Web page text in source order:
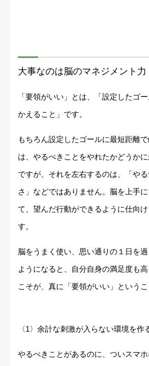
大事なのは脳のマネジメント力
「要領がいい」とは、「設定したゴ
かえること」です。
もちろん設定したゴールに最短距離
は、やるべきことをやれたかどうか
ですが、それを左右するのは、「や
さ」などではありません。脳を上手
て、望んだ行動ができるように仕向
す。
脳をうまく使い、思い通りの１日を
ようになると、自分自身の満足度も
こそが、真に「要領がいい」というこ
〈1〉余計な刺激が入らない環境を作
やるべきことがあるのに、ついスマ